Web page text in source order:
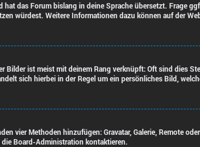
das Forum bislang in deine Sprache übersetzt. Frage
würdest. Weitere Informationen dazu können auf der
ist meist mit deinem Rang verknüpft: Oft sind dies
sich hierbei in der Regel um ein persönliches Bild,
vier Methoden hinzufügen: Gravatar, Galerie, Remote
Board-Administration kontaktieren.